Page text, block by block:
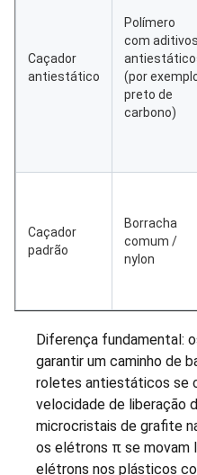
Caçador
antiestático
Polímero
com aditivos
(por
preto de
carbono)
Caçador
padrão
Borracha
comum /
nylon
Diferença fundamental:
garantir um caminho de
roletes antiestáticos se
velocidade de liberação
microcristais de grafite
os elétrons π se movam
elétrons nos plásticos